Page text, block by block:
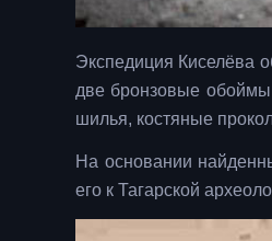
Экспедиция Киселёва
две бронзовые обоймы
шилья, костяные
На основании
его к Тагарской